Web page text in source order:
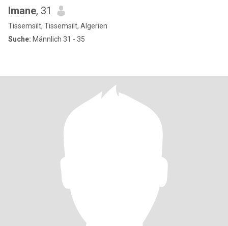
Imane, 31
Tissemsilt, Tissemsilt, Algerien
Suche: Männlich 31 - 35